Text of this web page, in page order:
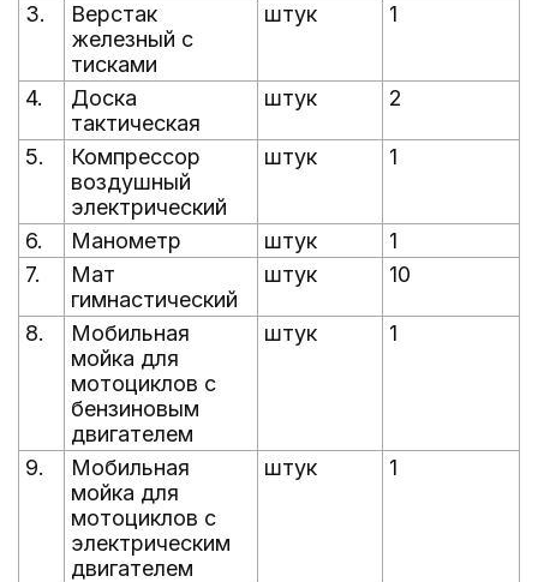
3.
Верстак
железный с
тисками
штук 1
4.
Доска
тактическая
штук 2
5.
Компрессор
воздушный
электрический
штук 1
6. Манометр штук
1
7.
Мат
гимнастический
штук 10
8.
Мобильная
мойка для
мотоциклов с
бензиновым
двигателем
штук 1
9.
Мобильная
мойка для
мотоциклов с
электрическим
двигателем
штук 1